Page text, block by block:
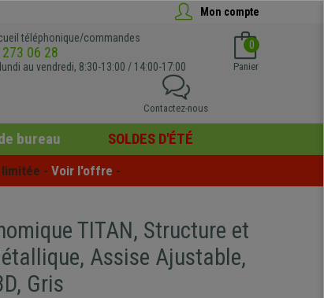
Mon compte
téléphonique/commandes
06 28
au vendredi, 8:30-13:00 / 14:00-17:00
0
Panier
Contactez-nous
bureau SOLDES D'ÉTÉ
- Voir l'offre -
TITAN, Structure et
Assise Ajustable,
Gris